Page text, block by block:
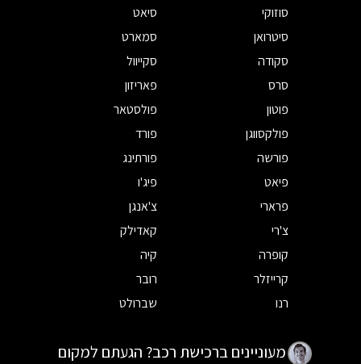
סוזוקי
סיאט
סיטרואן
סמארט
סקודה
סקייוול
סרס
פאריזון
פוטון
פולסטאר
פולקסווגן
פורד
פורשה
פורתינג
פיאט
פיג'ו
פרארי
צ'אנגן
צ'רי
קאדילק
קופרה
קיה
קרייזלר
רובר
רנו
שברולט
מעוניינים ברכישת רכב? הגעתם למקום